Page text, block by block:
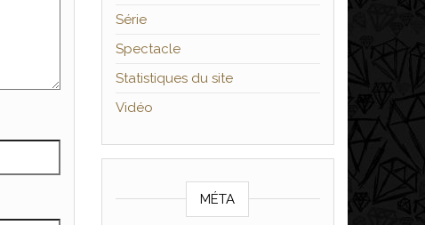
Série
Spectacle
Statistiques du site
Vidéo
MÉTA